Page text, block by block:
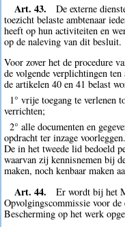
Art. 43.
De externe
toezicht belaste ambtenaar
heeft op hun activiteiten en
op de naleving van dit besluit.
Voor zover het de procedure
de volgende verplichtingen
de artikelen 40 en 41 belast
1° vrije toegang te verlenen
verrichten;
2° alle documenten en
opdracht ter inzage voorleggen.
De in het tweede lid bedoeld
waarvan zij kennisnemen bij
maken, noch kenbaar maken
Art. 44.
Er wordt bij het
Opvolgingscommissie voor de
Bescherming op het werk